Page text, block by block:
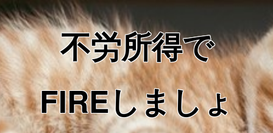
不労所得で
FIREしましょ